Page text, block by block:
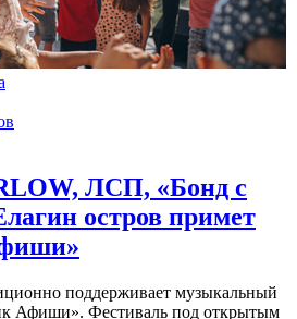
ЛСП, «Бонд с
остров примет
поддерживает музыкальный
Афиши». Фестиваль под открытым